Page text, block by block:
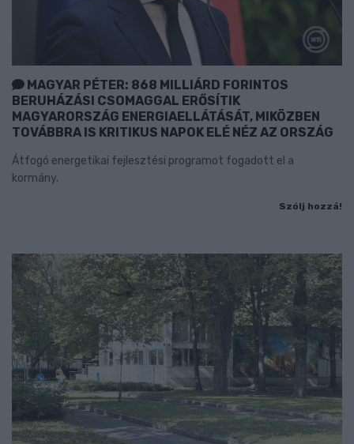
MAGYAR PÉTER: 868 MILLIÁRD FORINTOS
BERUHÁZÁSI CSOMAGGAL ERŐSÍTIK
MAGYARORSZÁG ENERGIAELLÁTÁSÁT, MIKÖZBEN
TOVÁBBRA IS KRITIKUS NAPOK ELÉ NÉZ AZ ORSZÁG
Átfogó energetikai fejlesztési programot fogadott el a
kormány.
Szólj hozzá!